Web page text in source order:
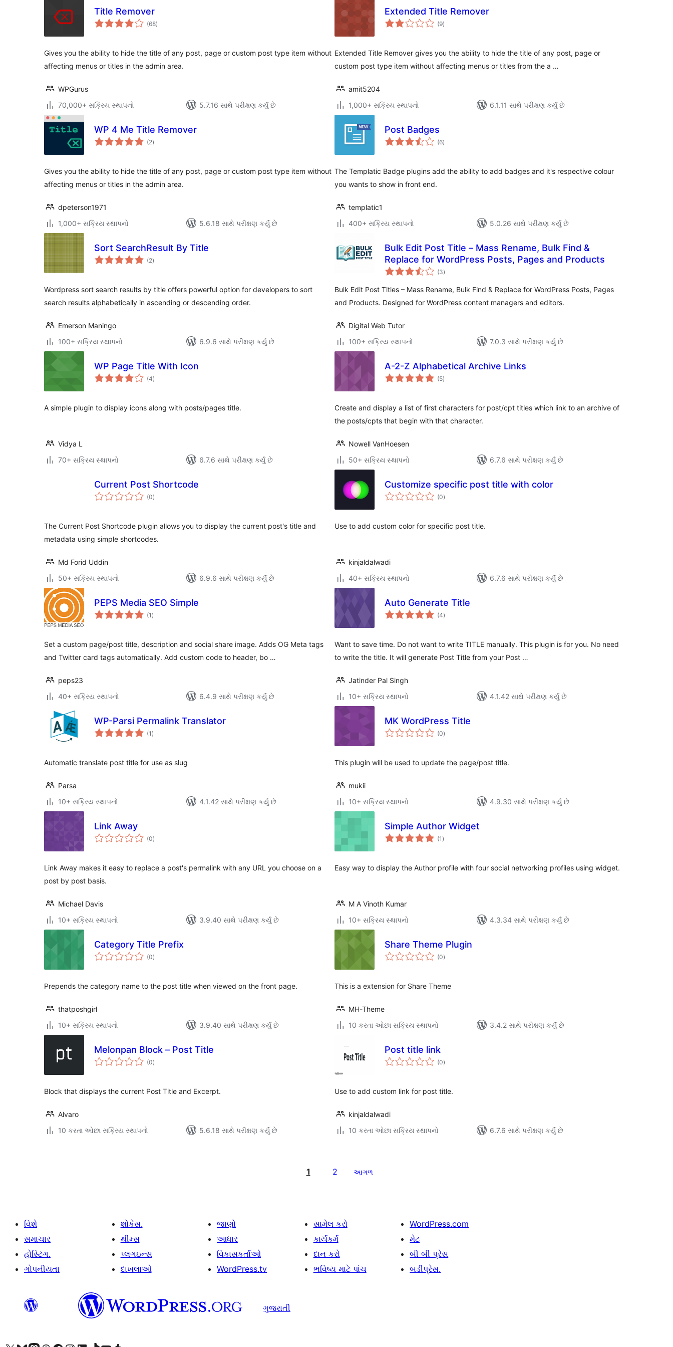
Title Remover
(68કુલ
રેટિંગ્સ
)
Gives you the ability to hide the title of any post, page or custom post type item without
affecting menus or titles in the admin area.
WPGurus
70,000+ સક્રિય સ્થાપનો
5.7.16 સાથે પરીક્ષણ કર્યું છે
Extended Title Remover
(9કુલ
રેટિંગ્સ
)
Extended Title Remover gives you the ability to hide the title of any post, page or
custom post type item without affecting menus or titles from the a …
amit5204
1,000+ સક્રિય સ્થાપનો
6.1.11 સાથે પરીક્ષણ કર્યું છે
WP 4 Me Title Remover
(2કુલ
રેટિંગ્સ
)
Gives you the ability to hide the title of any post, page or custom post type item without
affecting menus or titles in the admin area.
dpeterson1971
1,000+ સક્રિય સ્થાપનો
5.6.18 સાથે પરીક્ષણ કર્યું છે
Post Badges
(6કુલ
રેટિંગ્સ
)
The Templatic Badge plugins add the ability to add badges and it's respective colour
you wants to show in front end.
templatic1
400+ સક્રિય સ્થાપનો
5.0.26 સાથે પરીક્ષણ કર્યું છે
Sort SearchResult By Title
(2કુલ
રેટિંગ્સ
)
Wordpress sort search results by title offers powerful option for developers to sort
search results alphabetically in ascending or descending order.
Emerson Maningo
100+ સક્રિય સ્થાપનો
6.9.6 સાથે પરીક્ષણ કર્યું છે
Bulk Edit Post Title – Mass Rename, Bulk Find &
Replace for WordPress Posts, Pages and Products
(3કુલ
રેટિંગ્સ
)
Bulk Edit Post Titles – Mass Rename, Bulk Find & Replace for WordPress Posts, Pages
and Products. Designed for WordPress content managers and editors.
Digital Web Tutor
100+ સક્રિય સ્થાપનો
7.0.3 સાથે પરીક્ષણ કર્યું છે
WP Page Title With Icon
(4કુલ
રેટિંગ્સ
)
A simple plugin to display icons along with posts/pages title.
Vidya L
70+ સક્રિય સ્થાપનો
6.7.6 સાથે પરીક્ષણ કર્યું છે
A-2-Z Alphabetical Archive Links
(5કુલ
રેટિંગ્સ
)
Create and display a list of first characters for post/cpt titles which link to an archive of
the posts/cpts that begin with that character.
Nowell VanHoesen
50+ સક્રિય સ્થાપનો
6.7.6 સાથે પરીક્ષણ કર્યું છે
Current Post Shortcode
(0કુલ
રેટિંગ્સ
)
The Current Post Shortcode plugin allows you to display the current post's title and
metadata using simple shortcodes.
Md Forid Uddin
50+ સક્રિય સ્થાપનો
6.9.6 સાથે પરીક્ષણ કર્યું છે
Customize specific post title with color
(0કુલ
રેટિંગ્સ
)
Use to add custom color for specific post title.
kinjaldalwadi
40+ સક્રિય સ્થાપનો
6.7.6 સાથે પરીક્ષણ કર્યું છે
PEPS Media SEO Simple
(1 કુલ
રેટિંગ્સ
)
Set a custom page/post title, description and social share image. Adds OG Meta tags
and Twitter card tags automatically. Add custom code to header, bo …
peps23
40+ સક્રિય સ્થાપનો
6.4.9 સાથે પરીક્ષણ કર્યું છે
Auto Generate Title
(4કુલ
રેટિંગ્સ
)
Want to save time. Do not want to write TITLE manually. This plugin is for you. No need
to write the title. It will generate Post Title from your Post …
Jatinder Pal Singh
10+ સક્રિય સ્થાપનો
4.1.42 સાથે પરીક્ષણ કર્યું છે
WP-Parsi Permalink Translator
(1 કુલ
રેટિંગ્સ
)
Automatic translate post title for use as slug
Parsa
10+ સક્રિય સ્થાપનો
4.1.42 સાથે પરીક્ષણ કર્યું છે
MK WordPress Title
(0કુલ
રેટિંગ્સ
)
This plugin will be used to update the page/post title.
mukii
10+ સક્રિય સ્થાપનો
4.9.30 સાથે પરીક્ષણ કર્યું છે
Link Away
(0કુલ
રેટિંગ્સ
)
Link Away makes it easy to replace a post's permalink with any URL you choose on a
post by post basis.
Michael Davis
10+ સક્રિય સ્થાપનો
3.9.40 સાથે પરીક્ષણ કર્યું છે
Simple Author Widget
(1 કુલ
રેટિંગ્સ
)
Easy way to display the Author profile with four social networking profiles using widget.
M A Vinoth Kumar
10+ સક્રિય સ્થાપનો
4.3.34 સાથે પરીક્ષણ કર્યું છે
Category Title Prefix
(0કુલ
રેટિંગ્સ
)
Prepends the category name to the post title when viewed on the front page.
thatposhgirl
10+ સક્રિય સ્થાપનો
3.9.40 સાથે પરીક્ષણ કર્યું છે
Share Theme Plugin
(0કુલ
રેટિંગ્સ
)
This is a extension for Share Theme
MH-Theme
10 કરતા ઓછા સક્રિય સ્થાપનો
3.4.2 સાથે પરીક્ષણ કર્યું છે
Melonpan Block – Post Title
(0કુલ
રેટિંગ્સ
)
Block that displays the current Post Title and Excerpt.
Alvaro
10 કરતા ઓછા સક્રિય સ્થાપનો
5.6.18 સાથે પરીક્ષણ કર્યું છે
Post title link
(0કુલ
રેટિંગ્સ
)
Use to add custom link for post title.
kinjaldalwadi
10 કરતા ઓછા સક્રિય સ્થાપનો
6.7.6 સાથે પરીક્ષણ કર્યું છે
1 2 આગળ
વિશે
સમાચાર
હોસ્ટિંગ.
ગોપનીયતા
શોકેસ.
થીમ્સ
પ્લગઇન્સ
દાખલાઓ
જાણો
આધાર
વિકાસકર્તાઓ
WordPress.tv
સામેલ કરો
કાર્યકર્મ
દાન કરો
ભવિષ્ય માટે પાંચ
WordPress.com
મેટ
બી બી પ્રેસ
બડીપ્રેસ.
ગુજરાતી